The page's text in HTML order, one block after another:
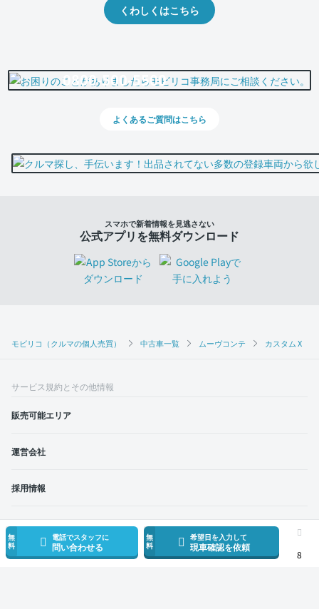
モビリコ（クルマの個人売買） 中古車一覧 ムーヴコンテ カスタム X
無
料
電話でスタッフに
問い合わせる
無
料
希望日を入力して
現車確認を依頼
8
くわしくはこちら
0800-500-5500
よくあるご質問はこちら
スマホで新着情報を見逃さない
公式アプリを無料ダウンロード
サービス規約とその他情報
販売可能エリア
運営会社
採用情報
モビリコ加盟会社
利用規約